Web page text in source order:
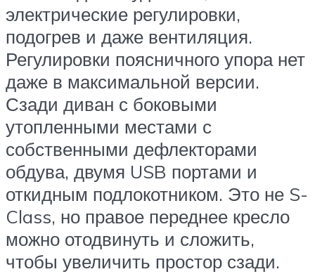
электрические регулировки,
подогрев и даже вентиляция.
Регулировки поясничного упора нет
даже в максимальной версии.
Сзади диван с боковыми
утопленными местами с
собственными дефлекторами
обдува, двумя USB портами и
откидным подлокотником. Это не S-
Class, но правое переднее кресло
можно отодвинуть и сложить,
чтобы увеличить простор сзади.